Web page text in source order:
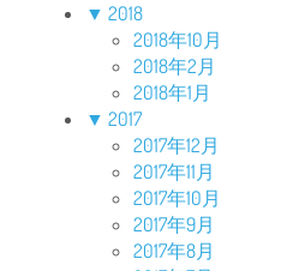
▼ 2018
2018年10月
2018年2月
2018年1月
▼ 2017
2017年12月
2017年11月
2017年10月
2017年9月
2017年8月